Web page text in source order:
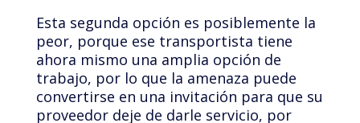
Esta segunda opción es posiblemente la
peor, porque ese transportista tiene
ahora mismo una amplia opción de
trabajo, por lo que la amenaza puede
convertirse en una invitación para que su
proveedor deje de darle servicio, por